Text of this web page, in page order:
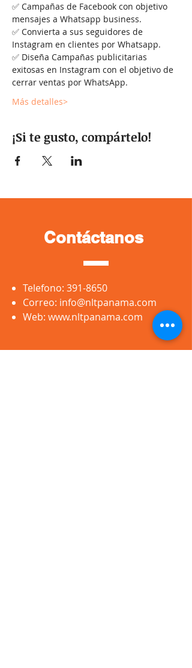
✅ Campañas de Facebook con objetivo
mensajes a Whatsapp business.
✅ Convierta a sus seguidores de
Instagram en clientes por Whatsapp.
✅ Diseña Campañas publicitarias
exitosas en Instagram con el objetivo de
cerrar ventas por WhatsApp.
Más detalles>
¡Si te gusto, compártelo!
Contáctanos
Telefono: 391-8650
Correo: info@nltpanama.com
Web: www.nltpanama.com